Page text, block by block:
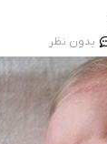
بدون نظر